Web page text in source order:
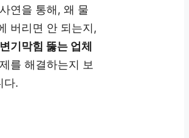
연을 통해, 왜 물
버리면 안 되는지,
변기막힘 뚫는 업체
를 해결하는지 보
다.